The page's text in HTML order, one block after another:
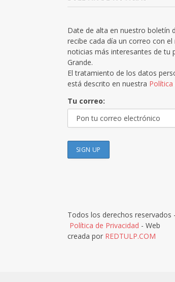
Date de alta en nuestro boletín
recibe cada día un correo con el
noticias más interesantes de tu
Grande.
El tratamiento de los datos
está descrito en nuestra Política
Tu correo:
Todos los derechos reservados -
Política de Privacidad - Web
creada por REDTULP.COM